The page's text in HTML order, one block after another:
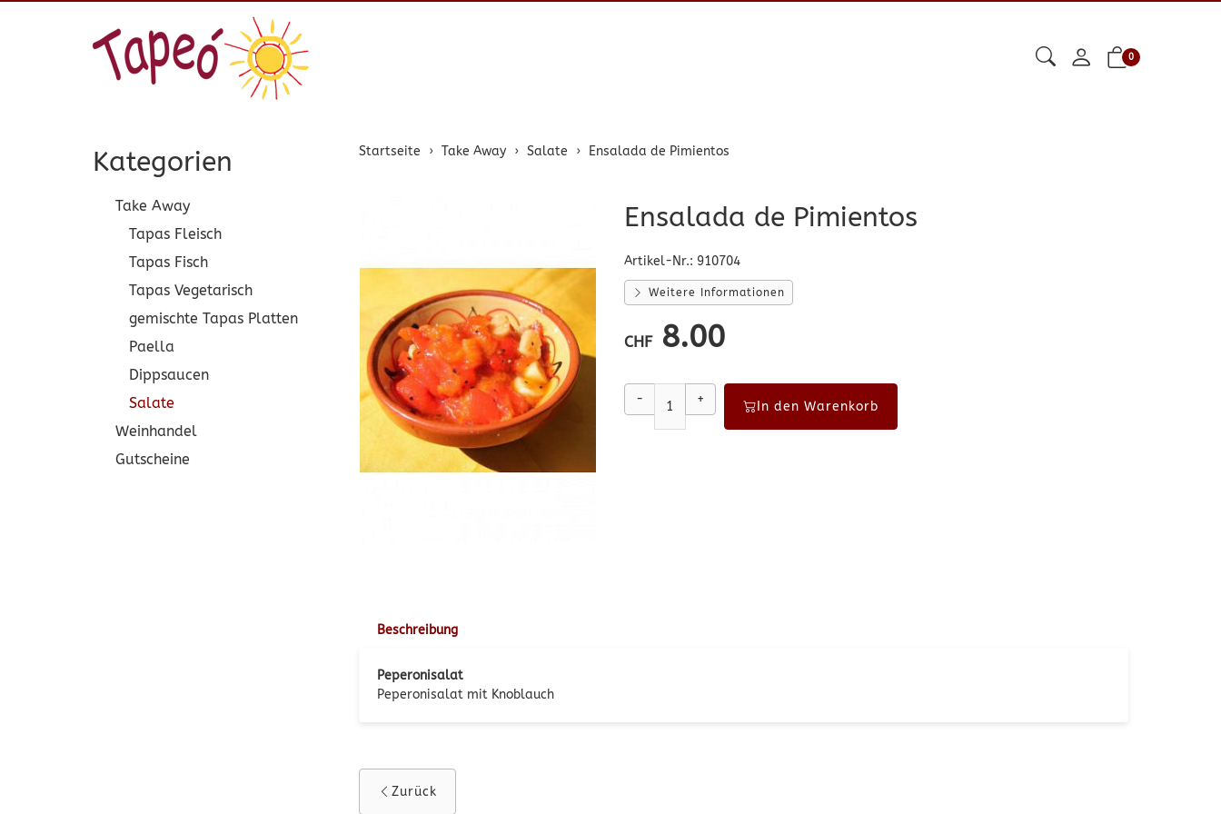
0
Startseite Take Away Salate Ensalada de Pimientos
Ensalada de Pimientos
Artikel-Nr.: 910704
Weitere Informationen
CHF 8.00
- + In den Warenkorb
Beschreibung
Peperonisalat
Peperonisalat mit Knoblauch
Zurück
Kategorien
Take Away
Tapas Fleisch
Tapas Fisch
Tapas Vegetarisch
gemischte Tapas Platten
Paella
Dippsaucen
Salate
Weinhandel
Gutscheine